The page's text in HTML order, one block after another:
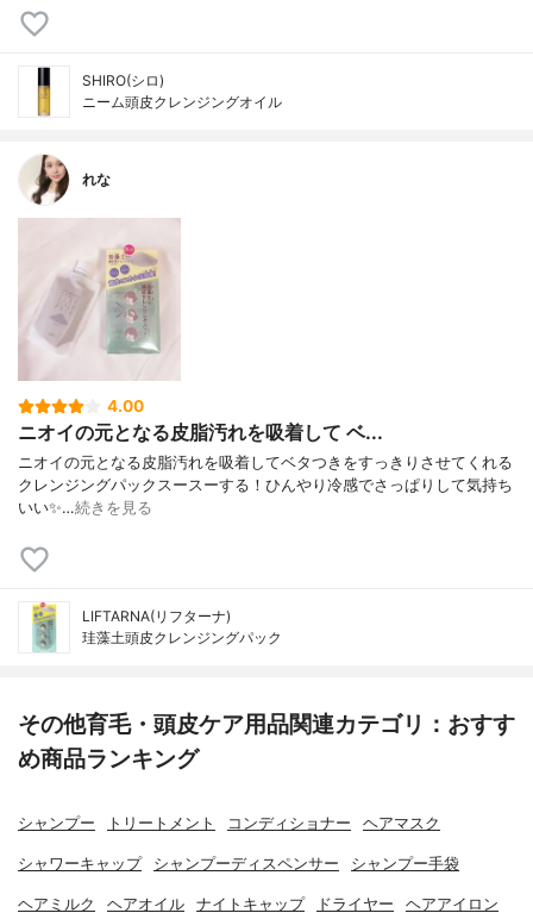
SHIRO(シロ)
ニーム頭皮クレンジングオイル
れな
4.00
ニオイの元となる皮脂汚れを吸着して ベ...
ニオイの元となる皮脂汚れを吸着してベタつきをすっきりさせてくれる
クレンジングパックㅤㅤㅤㅤㅤㅤㅤㅤㅤㅤㅤㅤㅤスースーする！ひんやり冷感でさっぱりして気持ち
いい✨…続きを見る
LIFTARNA(リフターナ)
珪藻土頭皮クレンジングパック
その他育毛・頭皮ケア用品関連カテゴリ：おすす
め商品ランキング
シャンプー トリートメント コンディショナー ヘアマスク
シャワーキャップ シャンプーディスペンサー シャンプー手袋
ヘアミルク ヘアオイル ナイトキャップ ドライヤー ヘアアイロン